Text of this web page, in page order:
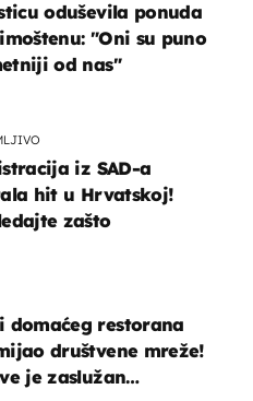
oduševila ponuda
"Oni su puno
od nas"
iz SAD-a
hit u Hrvatskoj!
zašto
domaćeg restorana
društvene mreže!
je zaslužan